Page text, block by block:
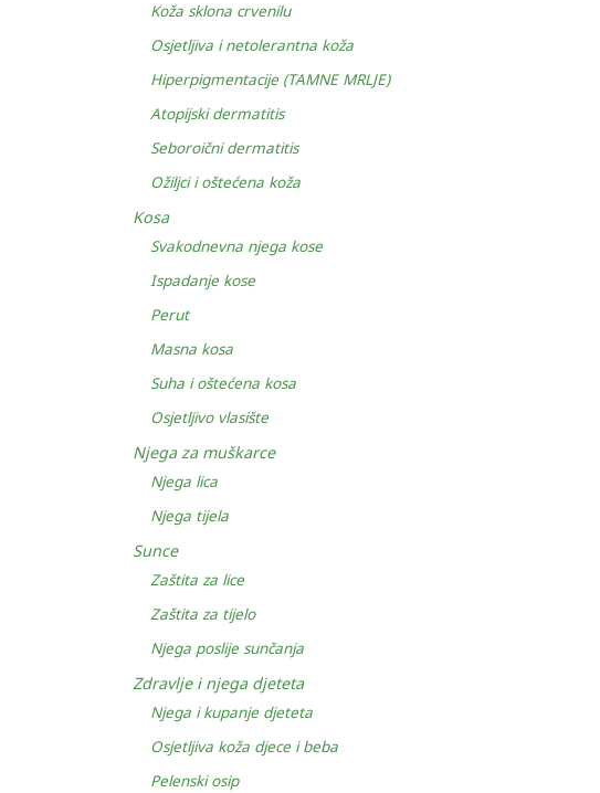
Koža sklona crvenilu
Osjetljiva i netolerantna koža
Hiperpigmentacije (TAMNE MRLJE)
Atopijski dermatitis
Seboroični dermatitis
Ožiljci i oštećena koža
Kosa
Svakodnevna njega kose
Ispadanje kose
Perut
Masna kosa
Suha i oštećena kosa
Osjetljivo vlasište
Njega za muškarce
Njega lica
Njega tijela
Sunce
Zaštita za lice
Zaštita za tijelo
Njega poslije sunčanja
Zdravlje i njega djeteta
Njega i kupanje djeteta
Osjetljiva koža djece i beba
Pelenski osip